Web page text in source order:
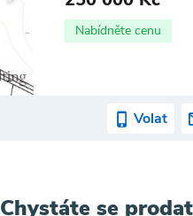
Nabídněte cenu
Volat
Chystáte se